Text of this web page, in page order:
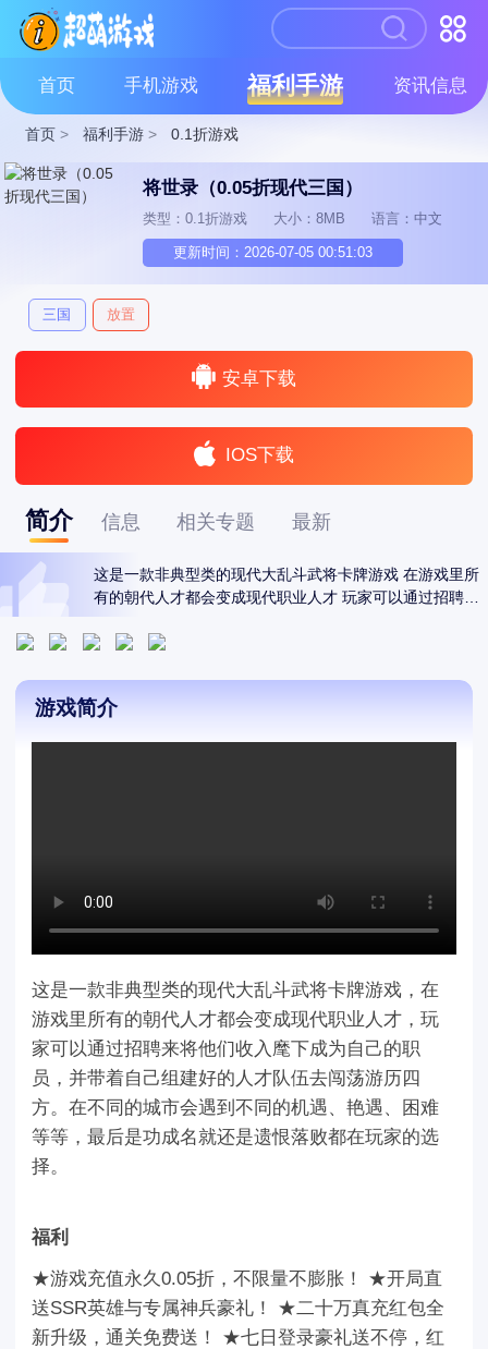
首页 手机游戏 福利手游 资讯信息
首页 > 福利手游 > 0.1折游戏
将世录（0.05折现代三国）
类型：0.1折游戏 大小：8MB 语言：中文
更新时间：2026-07-05 00:51:03
三国 放置
安卓下载
IOS下载
简介 信息 相关专题 最新
这是一款非典型类的现代大乱斗武将卡牌游戏 在游戏里所
有的朝代人才都会变成现代职业人才 玩家可以通过招聘来
队伍去闯荡游历四方。在不同的城市会遇到不同的机遇、
游戏简介
这是一款非典型类的现代大乱斗武将卡牌游戏，在
游戏里所有的朝代人才都会变成现代职业人才，玩
家可以通过招聘来将他们收入麾下成为自己的职
员，并带着自己组建好的人才队伍去闯荡游历四
方。在不同的城市会遇到不同的机遇、艳遇、困难
等等，最后是功成名就还是遗恨落败都在玩家的选
择。
福利
★游戏充值永久0.05折，不限量不膨胀！ ★开局直
送SSR英雄与专属神兵豪礼！ ★二十万真充红包全
新升级，通关免费送！ ★七日登录豪礼送不停，红